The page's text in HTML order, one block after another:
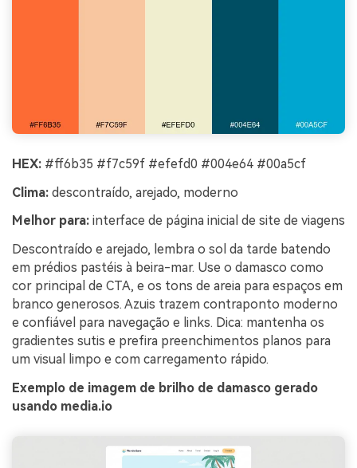
HEX: #ff6b35 #f7c59f #efefd0 #004e64 #00a5cf
Clima: descontraído, arejado, moderno
Melhor para: interface de página inicial de site de viagens
Descontraído e arejado, lembra o sol da tarde batendo
em prédios pastéis à beira-mar. Use o damasco como
cor principal de CTA, e os tons de areia para espaços em
branco generosos. Azuis trazem contraponto moderno
e confiável para navegação e links. Dica: mantenha os
gradientes sutis e prefira preenchimentos planos para
um visual limpo e com carregamento rápido.
Exemplo de imagem de brilho de damasco gerado
usando media.io